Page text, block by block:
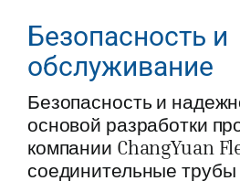
Безопасность и
обслуживание
Безопасность и
основой разработки
компании ChangYuan
соединительные